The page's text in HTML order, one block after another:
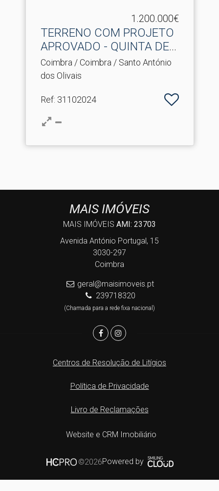
1.200.000€
TERRENO COM PROJETO
APROVADO - QUINTA DE
SÃO .​..
Coimbra / Coimbra / Santo António
dos Olivais
Ref: 31102024
MAIS IMÓVEIS
MAIS IMÓVEIS AMI: 23703
Avenida António Portugal, 15
3030-297
Coimbra
geral@maisimoveis.pt
239718320
(Chamada para a rede fixa nacional)
Centros de Resolução de Litígios
Política de Privacidade
Livro de Reclamações
Website e CRM Imobiliário
©2026Powered by